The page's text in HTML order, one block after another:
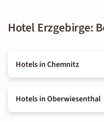
Hotel Erzgebirge:
Hotels in Chemnitz
Hotels in Oberwiesenthal